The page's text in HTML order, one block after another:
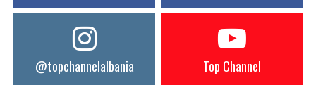
@topchannelalbania Top Channel